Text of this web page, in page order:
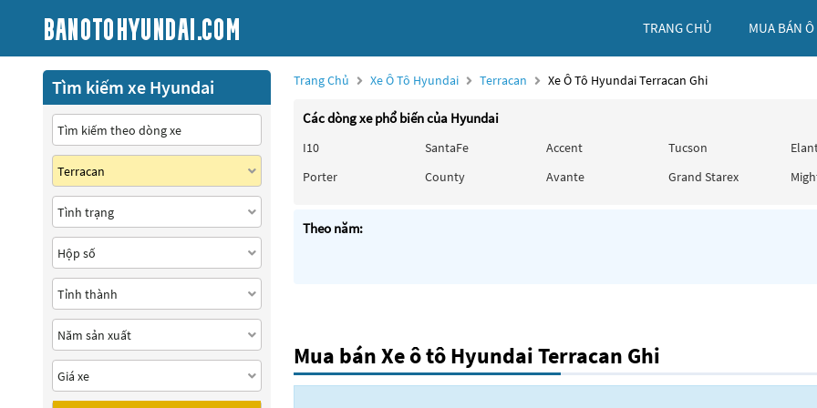
TRANG CHỦ MUA BÁN
Trang Chủ Xe Ô Tô Hyundai Terracan Xe Ô Tô Hyundai Terracan Ghi
Các dòng xe phổ biến của Hyundai
I10 SantaFe Accent Tucson
Porter
County Avante Grand Starex
Theo năm:
Mua bán Xe ô tô Hyundai Terracan Ghi
Tìm kiếm xe Hyundai